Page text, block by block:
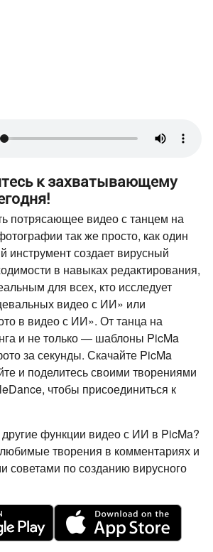
к захватывающему
потрясающее видео с танцем на
так же просто, как один
инструмент создает вирусный
в навыках редактирования,
для всех, кто исследует
видео с ИИ» или
в видео с ИИ». От танца на
и не только — шаблоны PicMa
за секунды. Скачайте PicMa
и поделитесь своими творениями
чтобы присоединиться к
функции видео с ИИ в PicMa?
творения в комментариях и
советами по созданию вирусного